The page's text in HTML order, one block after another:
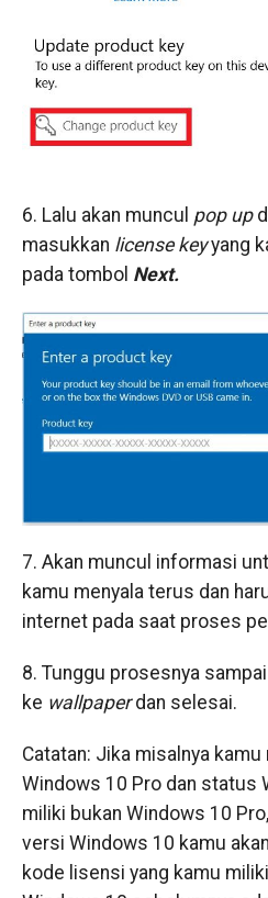
6. Lalu akan muncul pop up
masukkan license keyyang
pada tombol Next.
7. Akan muncul informasi
kamu menyala terus dan
internet pada saat proses
8. Tunggu prosesnya
ke wallpaperdan selesai.
Catatan: Jika misalnya
Windows 10 Pro dan status
miliki bukan Windows 10
versi Windows 10 kamu
kode lisensi yang kamu